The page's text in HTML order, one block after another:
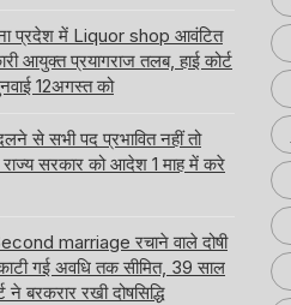
प्रदेश में Liquor shop आवंटित
आयुक्त प्रयागराज तलब, हाई कोर्ट
12अगस्त को
से सभी पद प्रभावित नहीं तो
सरकार को आदेश 1 माह में करे
marriage रचाने वाले दोषी
गई अवधि तक सीमित, 39 साल
ने बरकरार रखी दोषसिद्धि